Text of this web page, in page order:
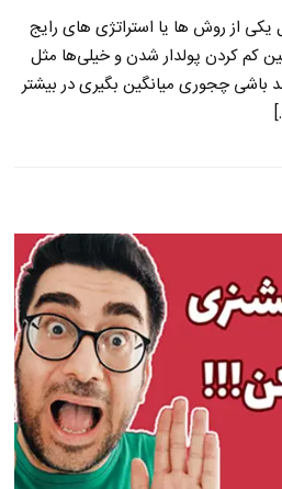
یکی از روش ها یا استراتژی های رایج
کم کردن پولدار شدن و خیلی‌ها مثل
باشی چجوری میانگین بگیری در بیشتر